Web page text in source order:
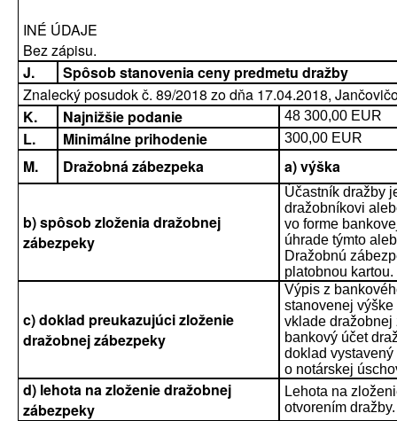
INÉ ÚDAJE
Bez zápisu.
J.
Spôsob stanovenia ceny predmetu dražby
Znalecký posudok č. 89/2018 zo dňa 17.04.2018,
K.
Najnižšie podanie 48 300,00 EUR
L. Minimálne prihodenie 300,00 EUR
M. Dražobná zábezpeka a) výška
b) spôsob zloženia dražobnej
zábezpeky
Účastník dražby
dražobníkovi
vo forme
úhrade týmto
Dražobnú
platobnou kartou.
c) doklad preukazujúci zloženie
dražobnej zábezpeky
Výpis z
stanovenej
vklade dražobnej
bankový účet
doklad
o notárskej
d) lehota na zloženie dražobnej
zábezpeky
Lehota na
otvorením dražby.